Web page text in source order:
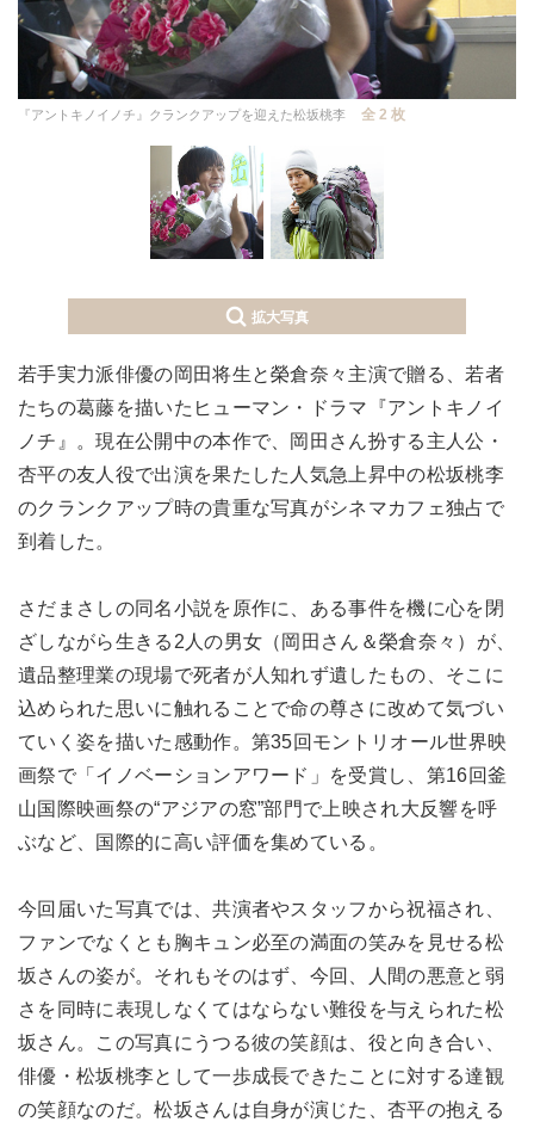
『アントキノイノチ』クランクアップを迎えた松坂桃李 全 2 枚
拡大写真
若手実力派俳優の岡田将生と榮倉奈々主演で贈る、若者
たちの葛藤を描いたヒューマン・ドラマ『アントキノイ
ノチ』。現在公開中の本作で、岡田さん扮する主人公・
杏平の友人役で出演を果たした人気急上昇中の松坂桃李
のクランクアップ時の貴重な写真がシネマカフェ独占で
到着した。
さだまさしの同名小説を原作に、ある事件を機に心を閉
ざしながら生きる2人の男女（岡田さん＆榮倉奈々）が、
遺品整理業の現場で死者が人知れず遺したもの、そこに
込められた思いに触れることで命の尊さに改めて気づい
ていく姿を描いた感動作。第35回モントリオール世界映
画祭で「イノベーションアワード」を受賞し、第16回釜
山国際映画祭の“アジアの窓”部門で上映され大反響を呼
ぶなど、国際的に高い評価を集めている。
今回届いた写真では、共演者やスタッフから祝福され、
ファンでなくとも胸キュン必至の満面の笑みを見せる松
坂さんの姿が。それもそのはず、今回、人間の悪意と弱
さを同時に表現しなくてはならない難役を与えられた松
坂さん。この写真にうつる彼の笑顔は、役と向き合い、
俳優・松坂桃李として一歩成長できたことに対する達観
の笑顔なのだ。松坂さんは自身が演じた、杏平の抱える